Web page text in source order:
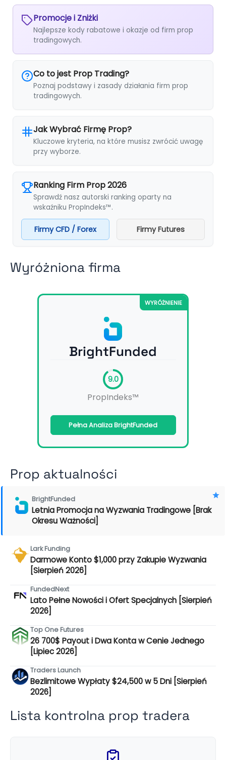
Promocje i Zniżki
Najlepsze kody rabatowe i okazje od firm prop
tradingowych.
Co to jest Prop Trading?
Poznaj podstawy i zasady działania firm prop
tradingowych.
Jak Wybrać Firmę Prop?
Kluczowe kryteria, na które musisz zwrócić uwagę
przy wyborze.
Ranking Firm Prop 2026
Sprawdź nasz autorski ranking oparty na
wskaźniku PropIndeks™.
Firmy CFD / Forex Firmy Futures
Wyróżniona firma
WYRÓŻNIENIE
BrightFunded
9.0
PropIndeks™
Pełna Analiza BrightFunded
Prop aktualności
BrightFunded
Letnia Promocja na Wyzwania Tradingowe [Brak
Okresu Ważności]
Lark Funding
Darmowe Konto $1,000 przy Zakupie Wyzwania
[Sierpień 2026]
FundedNext
Lato Pełne Nowości i Ofert Specjalnych [Sierpień
2026]
Top One Futures
26 700$ Payout i Dwa Konta w Cenie Jednego
[Lipiec 2026]
Traders Launch
Bezlimitowe Wypłaty $24,500 w 5 Dni [Sierpień
2026]
Lista kontrolna prop tradera